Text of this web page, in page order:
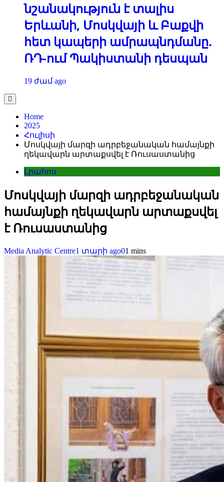
նշանակություն է տալիս
Երևանի, Մոսկվայի և Բաքվի
հետ կապերի ամրապնդմանը.
ՌԴ-ում Պակիստանի դեսպան
19 ժամ ago
Home
2025
Հուլիսի
Մոսկվայի մարզի ադրբեջանական համայնքի
ղեկավարն արտաքսվել է Ռուսաստանից
Լրահոս
Մոսկվայի մարզի ադրբեջանական
համայնքի ղեկավարն արտաքսվել
է Ռուսաստանից
Media Analytic Centre1 տարի ago01 mins